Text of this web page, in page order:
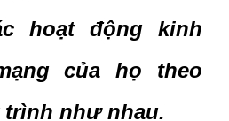
hoạt động kinh
của họ theo
như nhau.